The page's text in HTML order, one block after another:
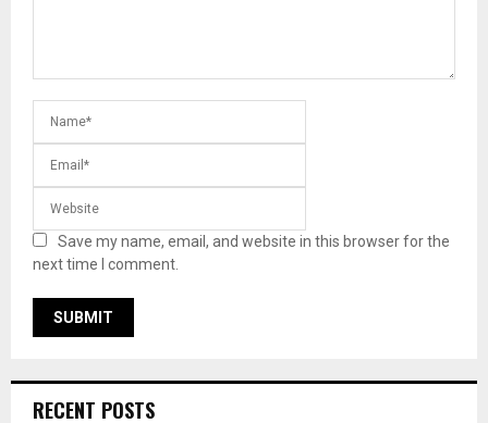
Save my name, email, and website in this browser for the
next time I comment.
RECENT POSTS